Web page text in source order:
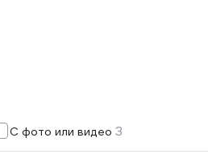
С фото или видео 3